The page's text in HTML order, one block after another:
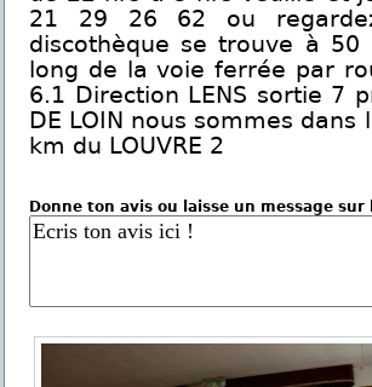
21 29 26 62 ou
discothèque se trouve à 50
long de la voie ferrée par
6.1 Direction LENS sortie 7
DE LOIN nous sommes dans
km du LOUVRE 2
Donne ton avis ou laisse un message